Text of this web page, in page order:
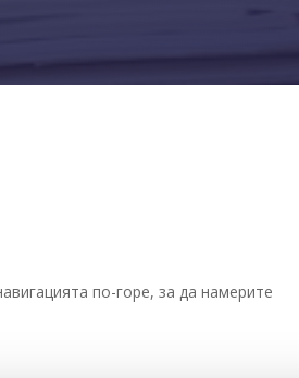
по-горе, за да намерите